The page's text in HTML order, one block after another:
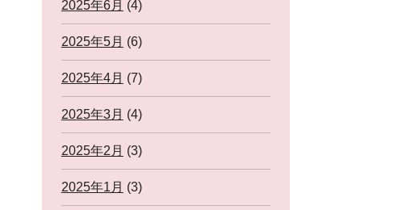
2025年6月 (4)
2025年5月 (6)
2025年4月 (7)
2025年3月 (4)
2025年2月 (3)
2025年1月 (3)